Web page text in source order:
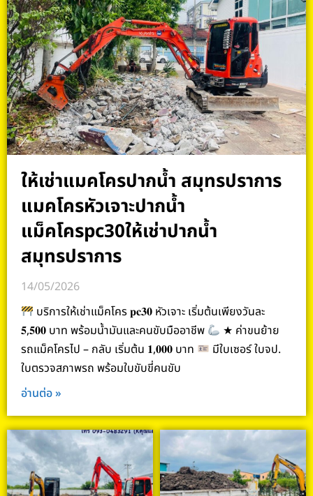
ให้เช่าแมคโครปากน้ำ สมุทรปราการ
แมคโครหัวเจาะปากน้ำ
แม็คโครpc30ให้เช่าปากน้ำ
สมุทรปราการ
14/05/2026
บริการให้เช่าแม็คโคร 𝐩𝐜𝟑𝟎 หัวเจาะ เริ่มต้นเพียงวันละ
𝟓,𝟓𝟎𝟎 บาท พร้อมน้ำมันและคนขับมืออาชีพ
★ ค่าขนย้าย
รถแม็คโครไป – กลับ เริ่มต้น 𝟏,𝟎𝟎𝟎 บาท
มีใบเซอร์ ใบจป.
ใบตรวจสภาพรถ พร้อมใบขับขี่คนขับ
อ่านต่อ »